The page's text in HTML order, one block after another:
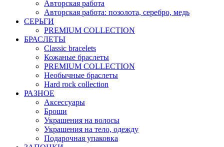
Авторская работа
Авторская работа: позолота, серебро, медь
СЕРЬГИ
PREMIUM COLLECTION
БРАСЛЕТЫ
Classic bracelets
Кожаные браслеты
PREMIUM COLLECTION
Необычные браслеты
Hard rock collection
РАЗНОЕ
Аксессуары
Броши
Украшения на волосы
Украшения на тело, одежду
Подарочная упаковка